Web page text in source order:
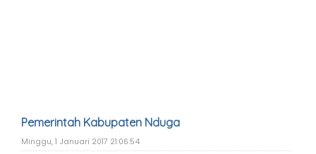
Pemerintah Kabupaten Nduga
Minggu, 1 Januari 2017 21:06:54